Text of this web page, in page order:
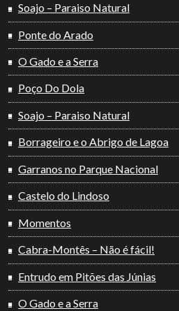
Soajo – Paraiso Natural
Ponte do Arado
O Gado e a Serra
Poço Do Dola
Soajo – Paraiso Natural
Borrageiro e o Abrigo de Lagoa
Garranos no Parque Nacional
Castelo do Lindoso
Momentos
Cabra-Montês – Não é fácil!
Entrudo em Pitões das Júnias
O Gado e a Serra